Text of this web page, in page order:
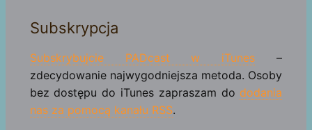
Subskrypcja
Subskrybujcie PADcast w iTunes –
zdecydowanie najwygodniejsza metoda. Osoby
bez dostępu do iTunes zapraszam do dodania
nas za pomocą kanału RSS.